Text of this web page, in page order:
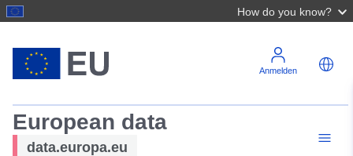
How do you know?
Anmelden
European data
data.europa.eu